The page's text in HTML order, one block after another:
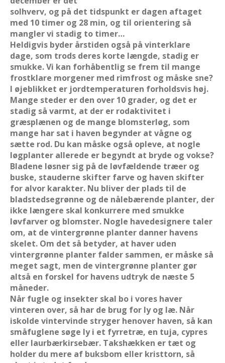
solhverv, og på det tidspunkt er dagen aftaget
med 10 timer og 28 min, og til orientering så
mangler vi stadig to timer…
Heldigvis byder årstiden også på vinterklare
dage, som trods deres korte længde, stadig er
smukke. Vi kan forhåbentlig se frem til mange
frostklare morgener med rimfrost og måske sne?
I øjeblikket er jordtemperaturen forholdsvis høj.
Mange steder er den over 10 grader, og det er
stadig så varmt, at der er rodaktivitet i
græsplænen og de mange blomsterløg, som
mange har sat i haven begynder at vågne og
sætte rod. Du kan måske også opleve, at nogle
løgplanter allerede er begyndt at bryde og vokse?
Bladene løsner sig på de løvfældende træer og
buske, stauderne skifter farve og haven skifter
for alvor karakter. Nu bliver der plads til de
bladstedsegrønne og de nålebærende planter, der
ikke længere skal konkurrere med smukke
løvfarver og blomster. Nogle havedesignere taler
om, at de vintergrønne planter danner havens
skelet. Om det så betyder, at haver uden
vintergrønne planter falder sammen, er måske så
meget sagt, men de vintergrønne planter gør
altså en forskel for havens udtryk de næste 5
måneder.
Når fugle og insekter skal bo i vores haver
vinteren over, så har de brug for ly og læ. Når
iskolde vintervinde stryger henover haven, så kan
småfuglene søge ly i et fyrretræ, en tuja, cypres
eller laurbærkirsebær. Takshækken er tæt og
holder du mere af buksbom eller kristtorn, så